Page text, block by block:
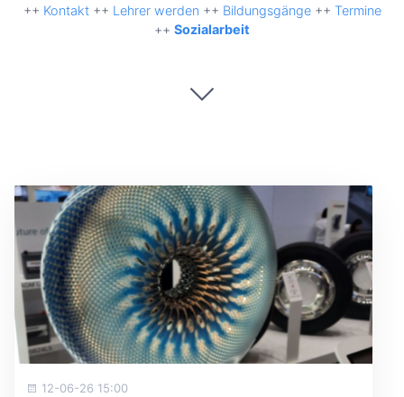
++ Kontakt++ Lehrer werden++ Bildungsgänge++ Termine
++ Sozialarbeit
12-06-26 15:00